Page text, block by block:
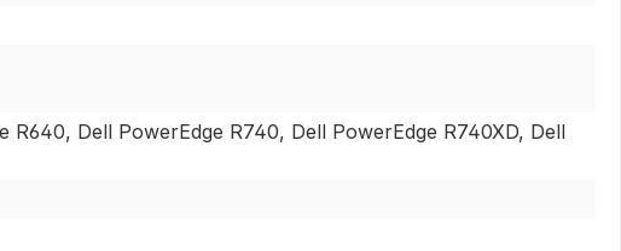
Dell PowerEdge R740, Dell PowerEdge R740XD, Dell